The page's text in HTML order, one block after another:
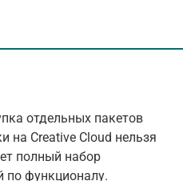
отдельных пакетов
на Creative Cloud нельзя
полный набор
по функционалу.